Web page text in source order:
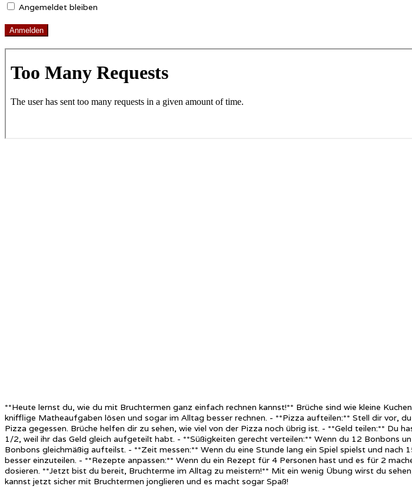
Angemeldet bleiben
**Heute lernst du, wie du mit Bruchtermen ganz einfach rechnen kannst!** Brüche sind wie kleine
knifflige Matheaufgaben lösen und sogar im Alltag besser rechnen. - **Pizza aufteilen:** Stell dir vor,
Pizza gegessen. Brüche helfen dir zu sehen, wie viel von der Pizza noch übrig ist. - **Geld teilen:**
1/2, weil ihr das Geld gleich aufgeteilt habt. - **Süßigkeiten gerecht verteilen:** Wenn du 12
Bonbons gleichmäßig aufteilst. - **Zeit messen:** Wenn du eine Stunde lang ein Spiel spielst und
besser einzuteilen. - **Rezepte anpassen:** Wenn du ein Rezept für 4 Personen hast und es für 2
dosieren. **Jetzt bist du bereit, Bruchterme im Alltag zu meistern!** Mit ein wenig Übung wirst du
kannst jetzt sicher mit Bruchtermen jonglieren und es macht sogar Spaß!